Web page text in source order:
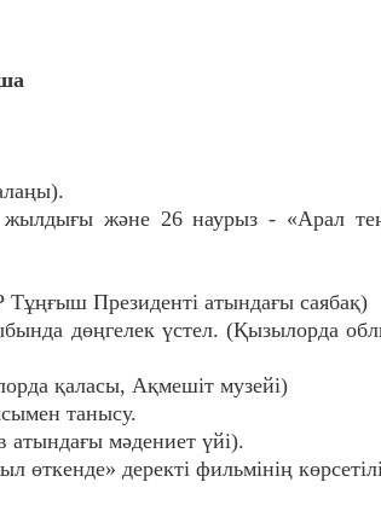
және 26 наурыз - «Арал
Президенті атындағы саябақ)
дөңгелек үстел. (Қызылорда
қаласы, Ақмешіт музейі)
танысу.
атындағы мәдениет үйі).
деректі фильмінің